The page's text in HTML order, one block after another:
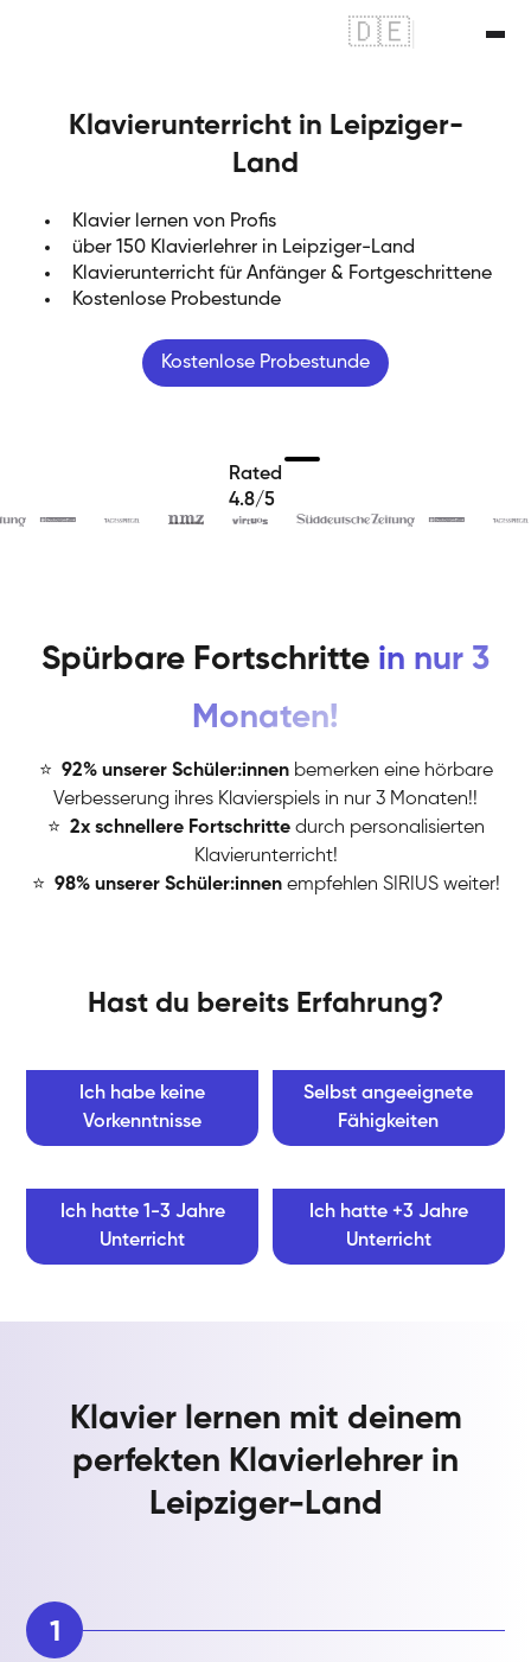
🇩🇪
Klavierunterricht in Leipziger-
Land
Klavier lernen von Profis
über 150 Klavierlehrer in Leipziger-Land
Klavierunterricht für Anfänger & Fortgeschrittene
Kostenlose Probestunde
Kostenlose Probestunde
Rated
4.8/5
Spürbare Fortschritte in nur 3
Monaten!
⭐ 92% unserer Schüler:innen bemerken eine hörbare
Verbesserung ihres Klavierspiels in nur 3 Monaten!!
⭐ 2x schnellere Fortschritte durch personalisierten
Klavierunterricht!
⭐ 98% unserer Schüler:innen empfehlen SIRIUS weiter!
Hast du bereits Erfahrung?
Ich habe keine
Vorkenntnisse
Selbst angeeignete
Fähigkeiten
Ich hatte 1-3 Jahre
Unterricht
Ich hatte +3 Jahre
Unterricht
Klavier lernen mit deinem
perfekten Klavierlehrer in
Leipziger-Land
1